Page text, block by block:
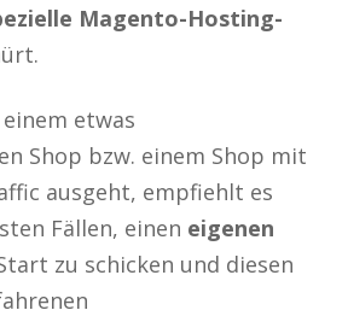
Magento-Hosting-
etwas
Shop bzw. einem Shop mit
ausgeht, empfiehlt es
Fällen, einen eigenen
zu schicken und diesen